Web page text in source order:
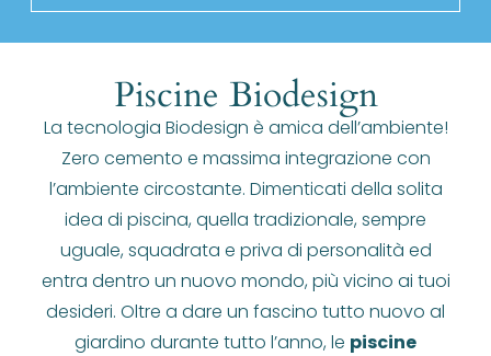
Piscine Biodesign
La tecnologia Biodesign è amica dell’ambiente!
Zero cemento e massima integrazione con
l’ambiente circostante. Dimenticati della solita
idea di piscina, quella tradizionale, sempre
uguale, squadrata e priva di personalità ed
entra dentro un nuovo mondo, più vicino ai tuoi
desideri. Oltre a dare un fascino tutto nuovo al
giardino durante tutto l’anno, le piscine